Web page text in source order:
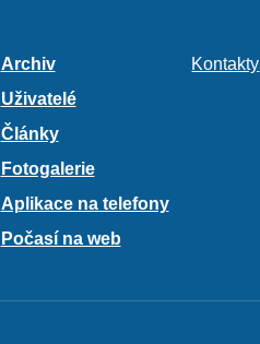
Archiv
Uživatelé
Články
Fotogalerie
Aplikace na telefony
Počasí na web
Kontakty